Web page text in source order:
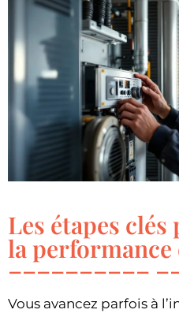
Les étapes
la performance
Vous avancez parfois à